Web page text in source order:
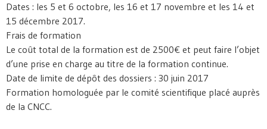
Dates : les 5 et 6 octobre, les 16 et 17 novembre et les 14 et
15 décembre 2017.
Frais de formation
Le coût total de la formation est de 2500€ et peut faire l’objet
d’une prise en charge au titre de la formation continue.
Date de limite de dépôt des dossiers : 30 juin 2017
Formation homologuée par le comité scientifique placé auprès
de la CNCC.